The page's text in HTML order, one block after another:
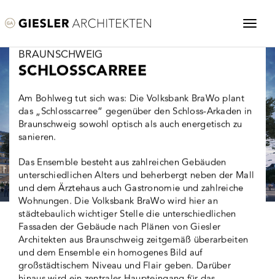
BRAUNSCHWEIG
SCHLOSSCARREE
Am Bohlweg tut sich was: Die Volksbank BraWo plant
das „Schlosscarree“ gegenüber den Schloss-Arkaden in
Braunschweig sowohl optisch als auch energetisch zu
sanieren.
Das Ensemble besteht aus zahlreichen Gebäuden
unterschiedlichen Alters und beherbergt neben der Mall
und dem Ärztehaus auch Gastronomie und zahlreiche
Wohnungen. Die Volksbank BraWo wird hier an
städtebaulich wichtiger Stelle die unterschiedlichen
Fassaden der Gebäude nach Plänen von Giesler
Architekten aus Braunschweig zeitgemäß überarbeiten
und dem Ensemble ein homogenes Bild auf
großstädtischem Niveau und Flair geben. Darüber